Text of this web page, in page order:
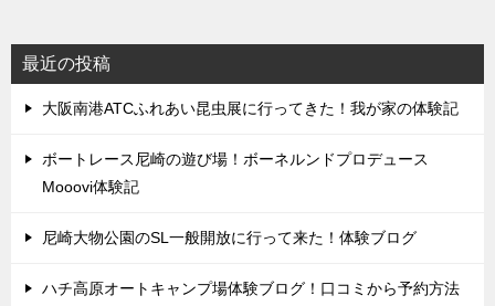
最近の投稿
大阪南港ATCふれあい昆虫展に行ってきた！我が家の体験記
ボートレース尼崎の遊び場！ボーネルンドプロデュース
Mooovi体験記
尼崎大物公園のSL一般開放に行って来た！体験ブログ
ハチ高原オートキャンプ場体験ブログ！口コミから予約方法